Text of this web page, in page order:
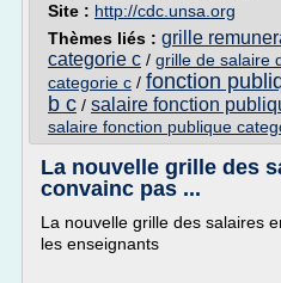
Site : http://cdc.unsa.org
Thèmes liés : grille
categorie c / grille de salaire
categorie c / fonction
b c / salaire fonction
salaire fonction publique
La nouvelle grille des
convainc pas ...
La nouvelle grille des salaires
les enseignants